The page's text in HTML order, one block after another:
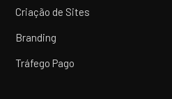
Criação de Sites
Branding
Tráfego Pago